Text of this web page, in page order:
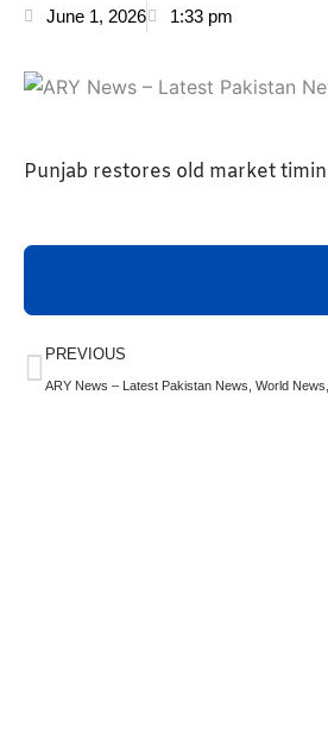
June 1, 2026 1:33 pm
Punjab restores old market
Prev
PREVIOUS
ARY News – Latest Pakistan News, World